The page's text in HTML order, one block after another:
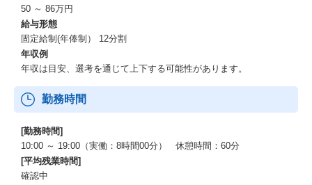
に携わることができる
・さらなるニーズ増を見込んでいる国内事業会社に対するセール
スを牽引することで事業インパクトを第一線で生み出すことがで
きる
・事業開発ディレクターとして事業を牽引
・複雑性・抽象度が高いテーマに対する分析力及び課題解決に向
けたロジカルシンキング力
・クライアントニーズにあったソリューションを構築する構想力
と実行力
・多種多様なニーズに合わせた提案力及びプレゼンテーション能
力
50 ～ 86万円
給与形態
固定給制(年俸制） 12分割
年収例
年収は目安、選考を通じて上下する可能性があります。
勤務時間
[勤務時間]
10:00 ～ 19:00（実働：8時間00分） 休憩時間：60分
[平均残業時間]
確認中